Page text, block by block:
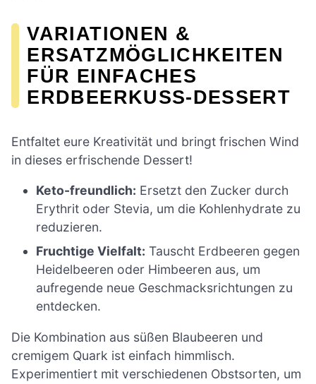
VARIATIONEN &
ERSATZMÖGLICHKEITEN
FÜR EINFACHES
ERDBEERKUSS-DESSERT
Entfaltet eure Kreativität und bringt frischen Wind
in dieses erfrischende Dessert!
Keto-freundlich: Ersetzt den Zucker durch
Erythrit oder Stevia, um die Kohlenhydrate zu
reduzieren.
Fruchtige Vielfalt: Tauscht Erdbeeren gegen
Heidelbeeren oder Himbeeren aus, um
aufregende neue Geschmacksrichtungen zu
entdecken.
Die Kombination aus süßen Blaubeeren und
cremigem Quark ist einfach himmlisch.
Experimentiert mit verschiedenen Obstsorten, um